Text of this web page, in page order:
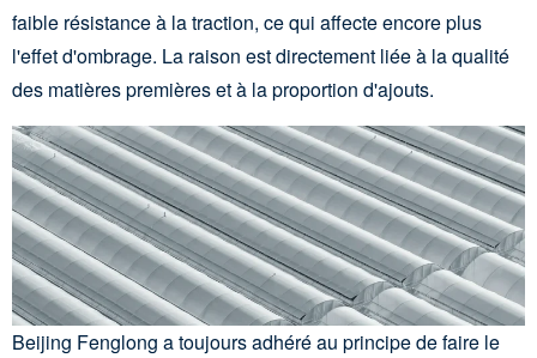
faible résistance à la traction, ce qui affecte encore plus
l'effet d'ombrage. La raison est directement liée à la qualité
des matières premières et à la proportion d'ajouts.
Beijing Fenglong a toujours adhéré au principe de faire le